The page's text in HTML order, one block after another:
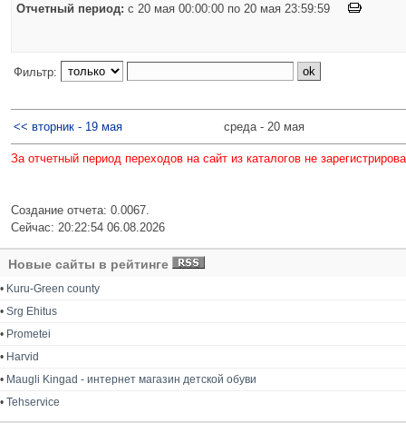
Отчетный период: c 20 мая 00:00:00 по 20 мая 23:59:59
Фильтр:
<< вторник - 19 мая среда - 20 мая
За отчетный период переходов на сайт из каталогов не
Создание отчета: 0.0067.
Сейчас: 20:22:54 06.08.2026
Новые сайты в рейтинге
• Kuru-Green county
• Srg Ehitus
• Prometei
• Harvid
• Maugli Kingad - интернет магазин детской обуви
• Tehservice